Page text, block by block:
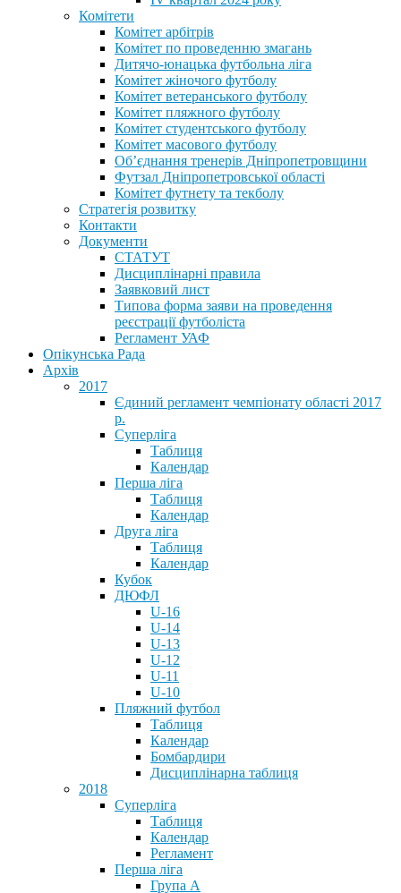
Комітети
Комітет арбітрів
Комітет по проведенню змагань
Дитячо-юнацька футбольна ліга
Комітет жіночого футболу
Комітет ветеранського футболу
Комітет пляжного футболу
Комітет студентського футболу
Комітет масового футболу
Обʼєднання тренерів Дніпропетровщини
Футзал Дніпропетровської області
Комітет футнету та текболу
Стратегія розвитку
Контакти
Документи
СТАТУТ
Дисциплінарні правила
Заявковий лист
Типова форма заяви на проведення
реєстрації футболіста
Регламент УАФ
Опікунська Рада
Архів
2017
Єдиний регламент чемпіонату області 2017
р.
Суперліга
Таблиця
Календар
Перша ліга
Таблиця
Календар
Друга ліга
Таблиця
Календар
Кубок
ДЮФЛ
U-16
U-14
U-13
U-12
U-11
U-10
Пляжний футбол
Таблиця
Календар
Бомбардири
Дисциплінарна таблиця
2018
Суперліга
Таблиця
Календар
Регламент
Перша ліга
Група А